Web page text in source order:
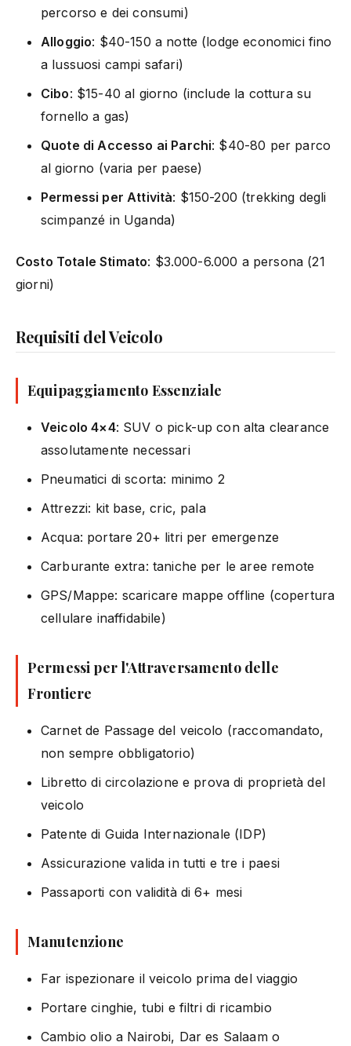
percorso e dei consumi)
Alloggio: $40-150 a notte (lodge economici fino
a lussuosi campi safari)
Cibo: $15-40 al giorno (include la cottura su
fornello a gas)
Quote di Accesso ai Parchi: $40-80 per parco
al giorno (varia per paese)
Permessi per Attività: $150-200 (trekking degli
scimpanzé in Uganda)
Costo Totale Stimato: $3.000-6.000 a persona (21
giorni)
Requisiti del Veicolo
Equipaggiamento Essenziale
Veicolo 4×4: SUV o pick-up con alta clearance
assolutamente necessari
Pneumatici di scorta: minimo 2
Attrezzi: kit base, cric, pala
Acqua: portare 20+ litri per emergenze
Carburante extra: taniche per le aree remote
GPS/Mappe: scaricare mappe offline (copertura
cellulare inaffidabile)
Permessi per l'Attraversamento delle
Frontiere
Carnet de Passage del veicolo (raccomandato,
non sempre obbligatorio)
Libretto di circolazione e prova di proprietà del
veicolo
Patente di Guida Internazionale (IDP)
Assicurazione valida in tutti e tre i paesi
Passaporti con validità di 6+ mesi
Manutenzione
Far ispezionare il veicolo prima del viaggio
Portare cinghie, tubi e filtri di ricambio
Cambio olio a Nairobi, Dar es Salaam o